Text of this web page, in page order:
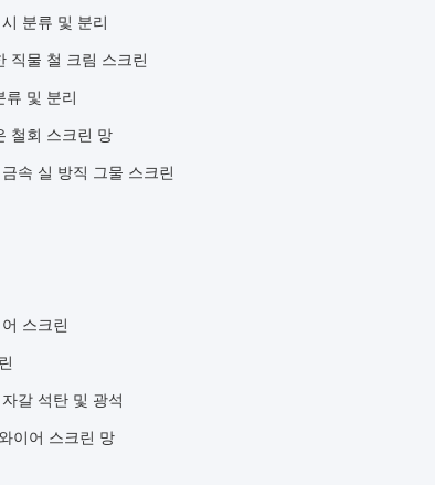
분류 및 분리
직물 철 크림 스크린
류 및 분리
철회 스크린 망
속 실 방직 그물 스크린
스크린
갈 석탄 및 광석
이어 스크린 망